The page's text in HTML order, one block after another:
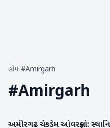
હોમ/#Amirgarh
#Amirgarh
બનાસકાંઠા
અમીરગઢ ચેકડેમ ઓવરફ્લો: